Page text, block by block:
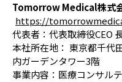
Tomorrow Medical株式
https://
代表者：代表取締役CEO
本社所在地： 東京都千
内ガーデンタワー3階
事業内容：医療コンサル